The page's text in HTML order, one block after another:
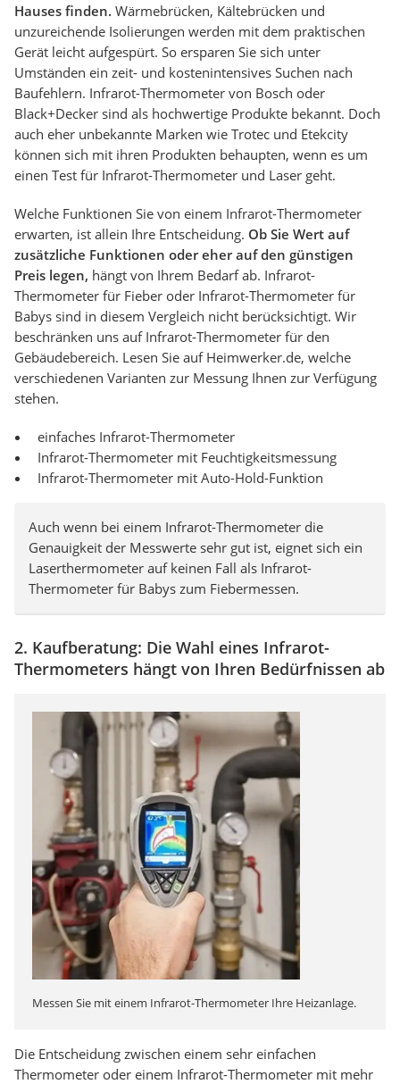
Hauses finden. Wärmebrücken, Kältebrücken und
unzureichende Isolierungen werden mit dem praktischen
Gerät leicht aufgespürt. So ersparen Sie sich unter
Umständen ein zeit- und kostenintensives Suchen nach
Baufehlern. Infrarot-Thermometer von Bosch oder
Black+Decker sind als hochwertige Produkte bekannt. Doch
auch eher unbekannte Marken wie Trotec und Etekcity
können sich mit ihren Produkten behaupten, wenn es um
einen Test für Infrarot-Thermometer und Laser geht.
Welche Funktionen Sie von einem Infrarot-Thermometer
erwarten, ist allein Ihre Entscheidung. Ob Sie Wert auf
zusätzliche Funktionen oder eher auf den günstigen
Preis legen, hängt von Ihrem Bedarf ab. Infrarot-
Thermometer für Fieber oder Infrarot-Thermometer für
Babys sind in diesem Vergleich nicht berücksichtigt. Wir
beschränken uns auf Infrarot-Thermometer für den
Gebäudebereich. Lesen Sie auf Heimwerker.de, welche
verschiedenen Varianten zur Messung Ihnen zur Verfügung
stehen.
einfaches Infrarot-Thermometer
Infrarot-Thermometer mit Feuchtigkeitsmessung
Infrarot-Thermometer mit Auto-Hold-Funktion
Auch wenn bei einem Infrarot-Thermometer die
Genauigkeit der Messwerte sehr gut ist, eignet sich ein
Laserthermometer auf keinen Fall als Infrarot-
Thermometer für Babys zum Fiebermessen.
2. Kaufberatung: Die Wahl eines Infrarot-
Thermometers hängt von Ihren Bedürfnissen ab
Messen Sie mit einem Infrarot-Thermometer Ihre Heizanlage.
Die Entscheidung zwischen einem sehr einfachen
Thermometer oder einem Infrarot-Thermometer mit mehr